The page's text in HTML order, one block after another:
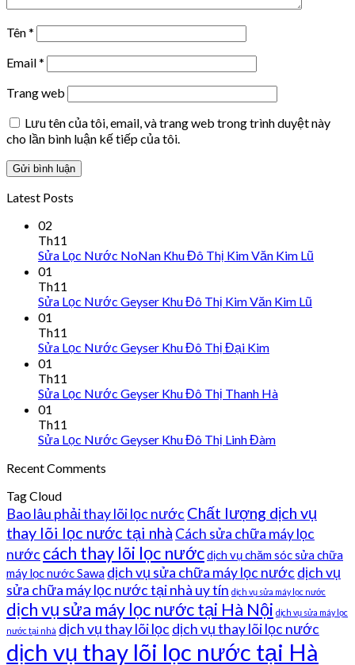
Tên*
Email*
Trang web
Lưu tên của tôi, email, và trang web trong trình duyệt này
cho lần bình luận kế tiếp của tôi.
Latest Posts
02
Th11
Sửa Lọc Nước NoNan Khu Đô Thị Kim Văn Kim Lũ
01
Th11
Sửa Lọc Nước Geyser Khu Đô Thị Kim Văn Kim Lũ
01
Th11
Sửa Lọc Nước Geyser Khu Đô Thị Đại Kim
01
Th11
Sửa Lọc Nước Geyser Khu Đô Thị Thanh Hà
01
Th11
Sửa Lọc Nước Geyser Khu Đô Thị Linh Đàm
Recent Comments
Tag Cloud
Bao lâu phải thay lõi lọc nước Chất lượng dịch vụ
thay lõi lọc nước tại nhà Cách sửa chữa máy lọc
nước cách thay lõi lọc nướcdịch vụ chăm sóc sửa chữa
máy lọc nước Sawa dịch vụ sửa chữa máy lọc nước dịch vụ
sửa chữa máy lọc nước tại nhà uy tín dịch vụ sửa máy lọc nước
dịch vụ sửa máy lọc nước tại Hà Nội dịch vụ sửa máy lọc
nước tại nhà dịch vụ thay lõi lọc dịch vụ thay lõi lọc nước
dịch vụ thay lõi lọc nước tại Hà